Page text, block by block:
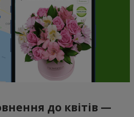
до квітів —